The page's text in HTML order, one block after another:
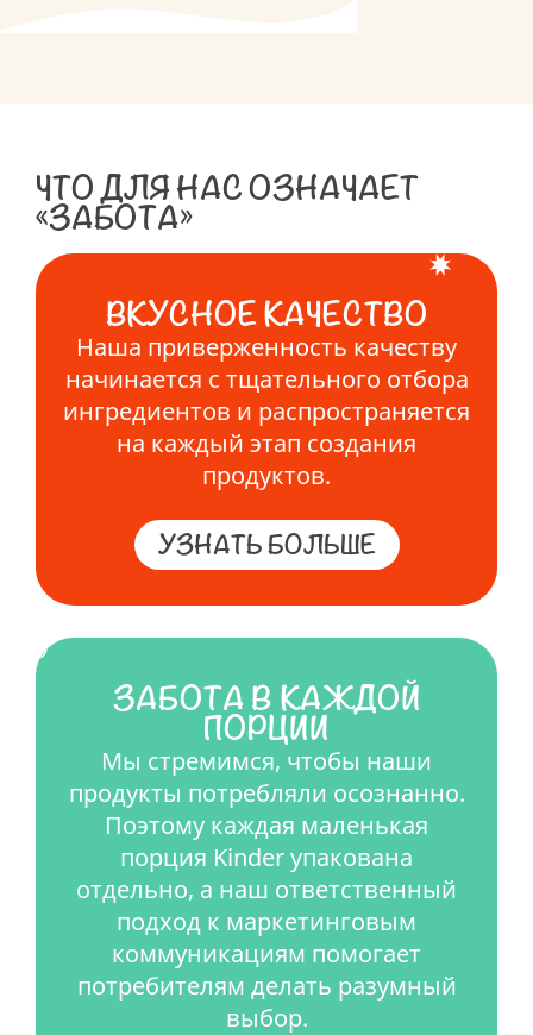
ЧТО ДЛЯ НАС ОЗНАЧАЕТ
«ЗАБОТА»
ВКУСНОЕ КАЧЕСТВО
Наша приверженность качеству
начинается с тщательного отбора
ингредиентов и распространяется
на каждый этап создания
продуктов.
УЗНАТЬ БОЛЬШЕ
ЗАБОТА В КАЖДОЙ
ПОРЦИИ
Мы стремимся, чтобы наши
продукты потребляли осознанно.
Поэтому каждая маленькая
порция Kinderупакована
отдельно, а наш ответственный
подход к маркетинговым
коммуникациям помогает
потребителям делать разумный
выбор.